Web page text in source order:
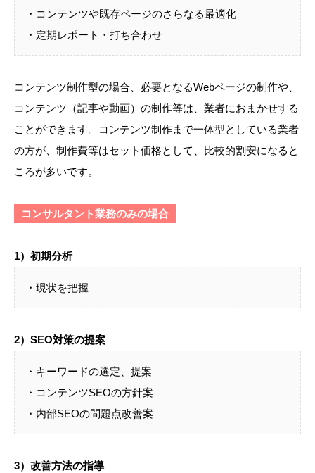
・コンテンツや既存ページのさらなる最適化
・定期レポート・打ち合わせ
コンテンツ制作型の場合、必要となるWebページの制作や、
コンテンツ（記事や動画）の制作等は、業者におまかせする
ことができます。コンテンツ制作まで一体型としている業者
の方が、制作費等はセット価格として、比較的割安になると
ころが多いです。
コンサルタント業務のみの場合
1）初期分析
・現状を把握
2）SEO対策の提案
・キーワードの選定、提案
・コンテンツSEOの方針案
・内部SEOの問題点改善案
3）改善方法の指導